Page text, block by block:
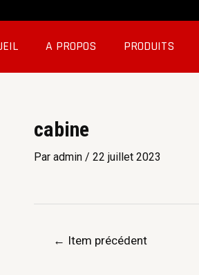
A PROPOS PRODUITS
cabine
Par admin / 22 juillet 2023
← Item précédent